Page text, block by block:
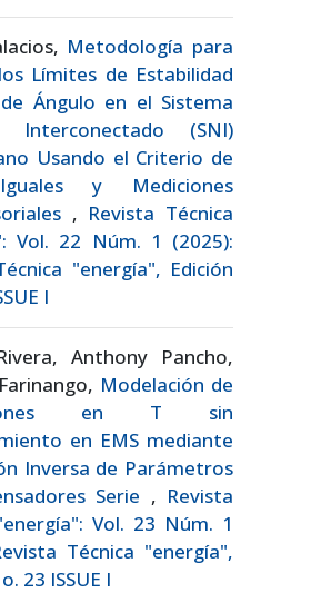
Metodología para
Límites de Estabilidad
Ángulo en el Sistema
Interconectado (SNI)
Usando el Criterio de
y Mediciones
, Revista Técnica
Vol. 22 Núm. 1 (2025):
"energía", Edición
I
Anthony Pancho,
Modelación de
en T sin
en EMS mediante
Inversa de Parámetros
Serie , Revista
Vol. 23 Núm. 1
Técnica "energía",
23 ISSUE I